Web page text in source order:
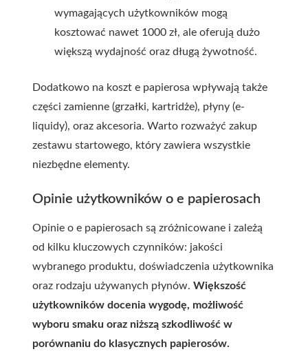
wymagających użytkowników mogą
kosztować nawet 1000 zł, ale oferują dużo
większą wydajność oraz długą żywotność.
Dodatkowo na koszt e papierosa wpływają także
części zamienne (grzałki, kartridże), płyny (e-
liquidy), oraz akcesoria. Warto rozważyć zakup
zestawu startowego, który zawiera wszystkie
niezbędne elementy.
Opinie użytkowników o e papierosach
Opinie o e papierosach są zróżnicowane i zależą
od kilku kluczowych czynników: jakości
wybranego produktu, doświadczenia użytkownika
oraz rodzaju używanych płynów. Większość
użytkowników docenia wygodę, możliwość
wyboru smaku oraz niższą szkodliwość w
porównaniu do klasycznych papierosów.